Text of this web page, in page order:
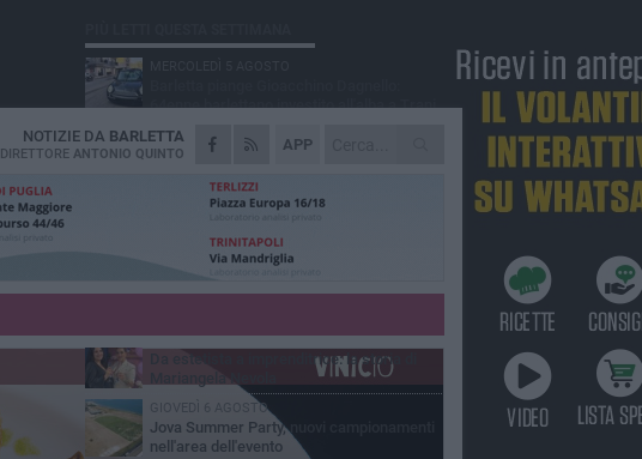
APP
NOTIZIE DA BARLETTA
DIRETTORE ANTONIO QUINTO
64enne barlettano investito all'alba a Trani
GIOVEDÌ 6 AGOSTO
Il ricordo di "Cecco", il benzinaio col
separavano dalla pensione»
VENERDÌ 7 AGOSTO
bloccato verso Bari
MERCOLEDÌ 5 AGOSTO
Jova Summer Party, giovedì mattina
VENERDÌ 7 AGOSTO
Da estetista a imprenditrice: la storia di
GIOVEDÌ 6 AGOSTO
Jova Summer Party, nuovi campionamenti
nell'area dell'evento